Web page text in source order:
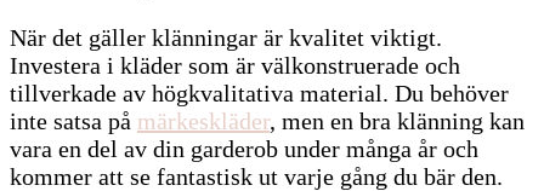
När det gäller klänningar är kvalitet viktigt.
Investera i kläder som är välkonstruerade och
tillverkade av högkvalitativa material. Du behöver
inte satsa på märkeskläder, men en bra klänning kan
vara en del av din garderob under många år och
kommer att se fantastisk ut varje gång du bär den.